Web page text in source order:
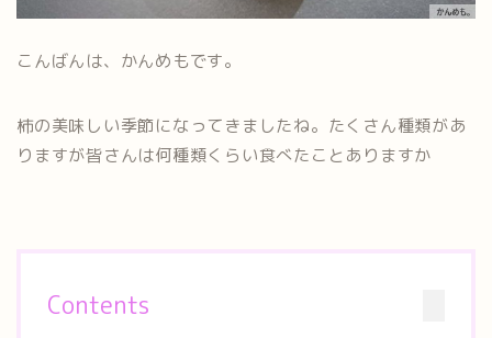
こんばんは、かんめもです。
柿の美味しい季節になってきましたね。たくさん種類があ
りますが皆さんは何種類くらい食べたことありますか
Contents